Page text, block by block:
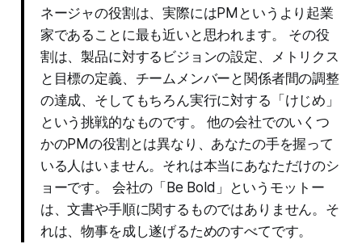
ネージャの役割は、実際にはPMというより起業
家であることに最も近いと思われます。 その役
割は、製品に対するビジョンの設定、メトリクス
と目標の定義、チームメンバーと関係者間の調整
の達成、そしてもちろん実行に対する「けじめ」
という挑戦的なものです。 他の会社でのいくつ
かのPMの役割とは異なり、あなたの手を握って
いる人はいません。それは本当にあなただけのシ
ョーです。 会社の「Be Bold」というモットー
は、文書や手順に関するものではありません。そ
れは、物事を成し遂げるためのすべてです。